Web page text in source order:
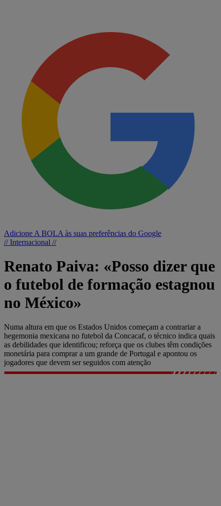
Adicione A BOLA às suas preferências do Google
// Internacional //
Renato Paiva: «Posso dizer que
o futebol de formação estagnou
no México»
Numa altura em que os Estados Unidos começam a contrariar a
hegemonia mexicana no futebol da Concacaf, o técnico indica quais
as debilidades que identificou; reforça que os clubes têm condições
monetária para comprar a um grande de Portugal e apontou os
jogadores que devem ser seguidos com atenção